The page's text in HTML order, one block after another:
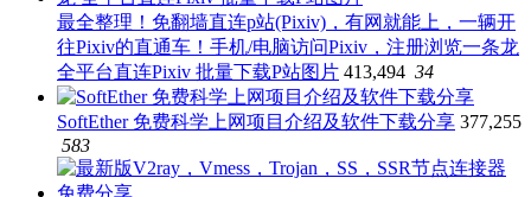
最全整理！免翻墙直连p站(Pixiv)，有网就能上，一辆开
往Pixiv的直通车！手机/电脑访问Pixiv，注册浏览一条龙
全平台直连Pixiv 批量下载P站图片 413,494 34
SoftEther 免费科学上网项目介绍及软件下载分享 377,255
583